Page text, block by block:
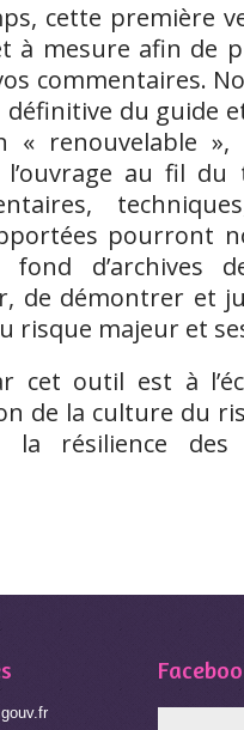
cette première
à mesure afin de
commentaires.
du guide
« renouvelable
au fil
pourront
fond d’archives
de démontrer et
risque majeur et
cet outil est à
de la culture du
la résilience